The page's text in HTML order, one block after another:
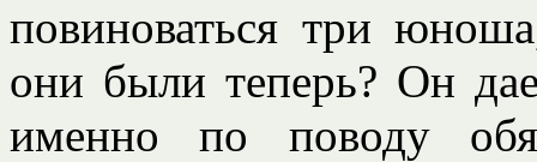
повиноваться три
они были теперь? Он
именно по поводу